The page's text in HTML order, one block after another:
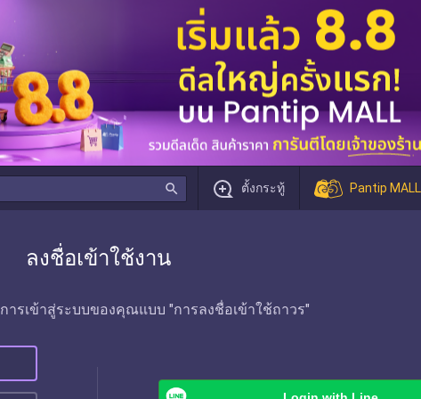
search ตั้งกระทู้ Pantip MALL
ลงชื่อเข้าใช้งาน
ารเข้าสู่ระบบของคุณแบบ "การลงชื่อเข้าใช้ถาวร"